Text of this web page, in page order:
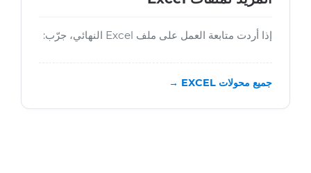
إذا أردت متابعة العمل على ملف Excel النهائي، جرّب:
جميع محولات EXCEL →